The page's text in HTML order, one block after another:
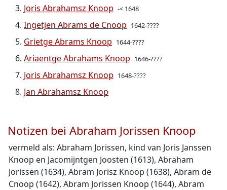
Joris Abrahamsz Knoop -< 1648
Ingetjen Abrams de Cnoop 1642-????
Grietge Abrams Knoop 1644-????
Ariaentge Abrahams Knoop 1646-????
Joris Abrahamsz Knoop 1648-????
Jan Abrahamsz Knoop
Notizen bei Abraham Jorissen Knoop
vermeld als: Abraham Jorissen, kind van Joris Janssen
Knoop en Jacomijntgen Joosten (1613), Abraham
Jorissen (1634), Abram Jorisz Knoop (1638), Abram de
Cnoop (1642), Abram Jorissen Knoop (1644), Abram